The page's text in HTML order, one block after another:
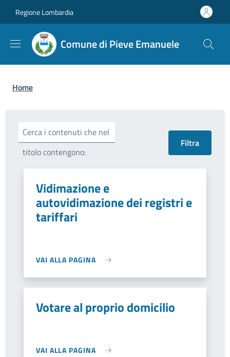
Regione Lombardia
Comune di Pieve Emanuele
Briciole di pane
Home
Cerca i contenuti che nel
titolo contengono:
Vidimazione e
autovidimazione dei registri e
tariffari
VAI ALLA PAGINA
Votare al proprio domicilio
VAI ALLA PAGINA